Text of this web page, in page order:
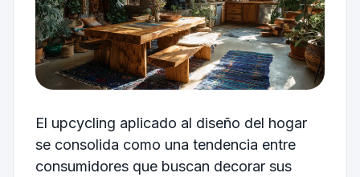
El upcycling aplicado al diseño del hogar
se consolida como una tendencia entre
consumidores que buscan decorar sus